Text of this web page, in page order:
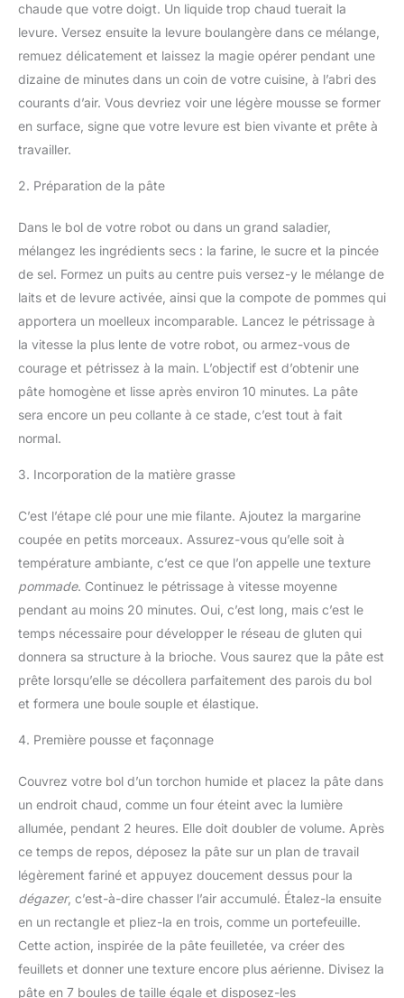
chaude que votre doigt. Un liquide trop chaud tuerait la
levure. Versez ensuite la levure boulangère dans ce mélange,
remuez délicatement et laissez la magie opérer pendant une
dizaine de minutes dans un coin de votre cuisine, à l’abri des
courants d’air. Vous devriez voir une légère mousse se former
en surface, signe que votre levure est bien vivante et prête à
travailler.
2. Préparation de la pâte
Dans le bol de votre robot ou dans un grand saladier,
mélangez les ingrédients secs : la farine, le sucre et la pincée
de sel. Formez un puits au centre puis versez-y le mélange de
laits et de levure activée, ainsi que la compote de pommes qui
apportera un moelleux incomparable. Lancez le pétrissage à
la vitesse la plus lente de votre robot, ou armez-vous de
courage et pétrissez à la main. L’objectif est d’obtenir une
pâte homogène et lisse après environ 10 minutes. La pâte
sera encore un peu collante à ce stade, c’est tout à fait
normal.
3. Incorporation de la matière grasse
C’est l’étape clé pour une mie filante. Ajoutez la margarine
coupée en petits morceaux. Assurez-vous qu’elle soit à
température ambiante, c’est ce que l’on appelle une texture
pommade. Continuez le pétrissage à vitesse moyenne
pendant au moins 20 minutes. Oui, c’est long, mais c’est le
temps nécessaire pour développer le réseau de gluten qui
donnera sa structure à la brioche. Vous saurez que la pâte est
prête lorsqu’elle se décollera parfaitement des parois du bol
et formera une boule souple et élastique.
4. Première pousse et façonnage
Couvrez votre bol d’un torchon humide et placez la pâte dans
un endroit chaud, comme un four éteint avec la lumière
allumée, pendant 2 heures. Elle doit doubler de volume. Après
ce temps de repos, déposez la pâte sur un plan de travail
légèrement fariné et appuyez doucement dessus pour la
dégazer, c’est-à-dire chasser l’air accumulé. Étalez-la ensuite
en un rectangle et pliez-la en trois, comme un portefeuille.
Cette action, inspirée de la pâte feuilletée, va créer des
feuillets et donner une texture encore plus aérienne. Divisez la
pâte en 7 boules de taille égale et disposez-les